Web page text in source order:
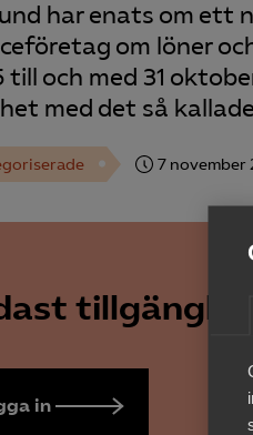
har enats om ett
om löner
till och med 31
med det så
7 november
tillgänglig
in